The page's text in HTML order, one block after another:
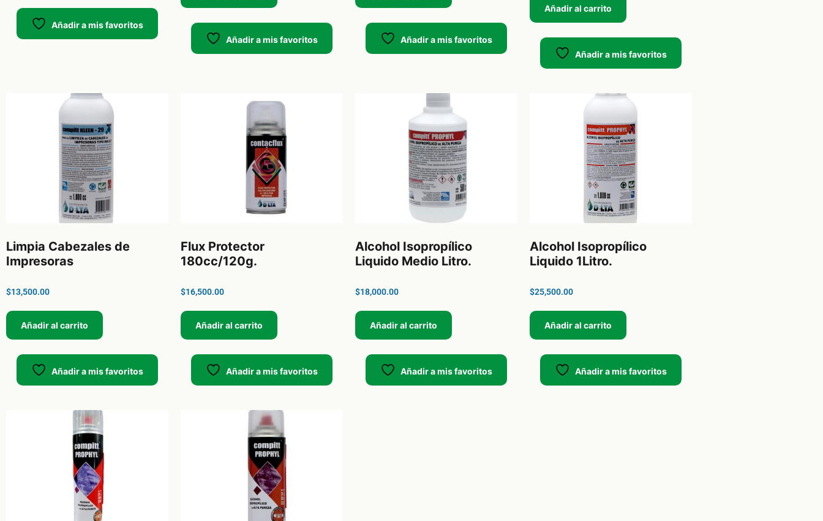
Añadir a mis favoritos
Añadir a mis favoritos Añadir a mis favoritos
Añadir al carrito
Añadir a mis favoritos
Limpia Cabezales de
Impresoras
$13,500.00
Añadir al carrito
Añadir a mis favoritos
Flux Protector
180cc/120g.
$16,500.00
Añadir al carrito
Añadir a mis favoritos
Alcohol Isopropílico
Liquido Medio Litro.
$18,000.00
Añadir al carrito
Añadir a mis favoritos
Alcohol Isopropílico
Liquido 1Litro.
$25,500.00
Añadir al carrito
Añadir a mis favoritos